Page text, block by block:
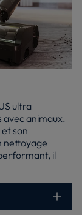
ultra
animaux.
son
nettoyage
il